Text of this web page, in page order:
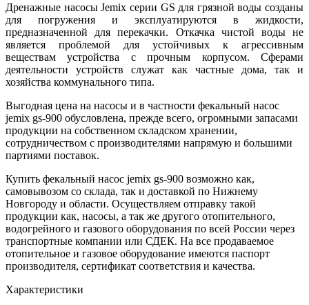
Дренажные насосы Jemix серии GS для грязной воды созданы
для погружения и эксплуатируются в жидкости,
предназначенной для перекачки. Откачка чистой воды не
является проблемой для устойчивых к агрессивным
веществам устройства с прочным корпусом. Сферами
деятельности устройств служат как частные дома, так и
хозяйства коммунального типа.
Выгодная цена на насосы и в частности фекальный насос
jemix gs-900 обусловлена, прежде всего, огромными запасами
продукции на собственном складском хранении,
сотрудничеством с производителями напрямую и большими
партиями поставок.
Купить фекальный насос jemix gs-900 возможно как,
самовывозом со склада, так и доставкой по Нижнему
Новгороду и области. Осуществляем отправку такой
продукции как, насосы, а так же другого отопительного,
водогрейного и газового оборудования по всей России через
транспортные компании или СДЕК. На все продаваемое
отопительное и газовое оборудование имеются паспорт
производителя, сертификат соответствия и качества.
Характеристики